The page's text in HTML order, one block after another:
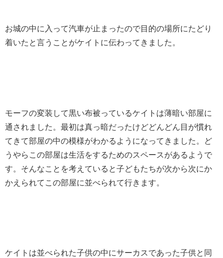
お城の中に入って汽車が止まったので目的の場所にたどり
着いたと言うことがケイトに伝わってきました。
モーフの変装して黒い布被っているケイトは薄暗い部屋に
通されました。最初は真っ暗だったけどどんどん目が慣れ
てきて部屋の中の模様がわかるようになってきました。ど
うやらこの部屋は生活をするためのスペースがあるようで
す。そんなことを考えていると子どもたちが次から次にか
かえられてこの部屋に並べられて行きます。
ケイトは並べられた子供の中にサーカスであった子供と同